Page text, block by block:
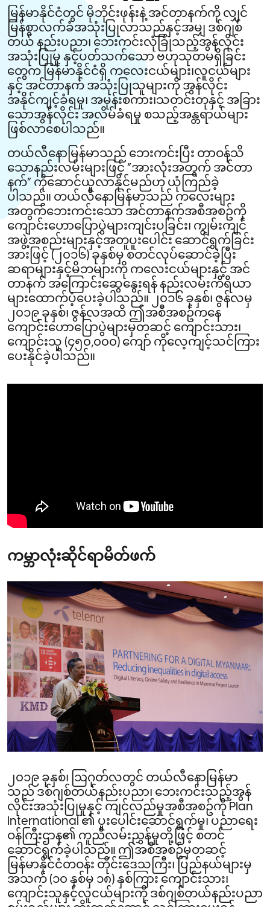
မြန်မာနိုင်ငံတွင် မိုဘိုင်းဖုန်းနဲ့ အင်တာနက်ကို လျှင်
မြန်စွာလက်ခံအသုံးပြုလာသည်နှင့်အမျှ ဒစ်ဂျစ်
တယ် နည်းပညာ၊ ဘေးကင်းလုံခြုံသည့်အွန်လိုင်း
အသုံးပြုမှု နှင့်ပတ်သက်သော ဗဟုသုတမရှိခြင်း
တွေက မြန်မာနိုင်ငံရှိ ကလေးငယ်များ၊လူငယ်များ
နှင့် အင်တာနက် အသုံးပြုသူများကို အွန်လိုင်း
အနိုင်ကျင့်ခံရမှု၊ အမုန်းစကား၊သတင်းတုနှင့် အခြား
သောအွန်လိုင်း အလိမ်ခံရမှု စသည့်အန္တရာယ်များ
ဖြစ်လာစေပါသည်။
တယ်လီနောမြန်မာသည် ဘေးကင်းပြီး တာဝန်သိ
သောနည်းလမ်းများဖြင့် “အားလုံးအတွက် အင်တာ
နက်” ကိုဆောင်ယူလာနိုင်မည်ဟု ယုံကြည်ခဲ့
ပါသည်။ တယ်လီနောမြန်မာသည် ကလေးများ
အတွက်ဘေးကင်းသော အင်တာနက်အစီအစဥ်ကို
ကျောင်းဟောပြောပွဲများကျင်းပခြင်း၊ ကျွမ်းကျင်
အဖွဲ့အစည်းများနှင့်အတူပူးပေါင်း ဆောင်ရွက်ခြင်း
အားဖြင့် (၂၀၁၆) ခုနှစ်မှ စတင်လုပ်ဆောင်ခဲ့ပြီး
ဆရာများနှင့်မိဘများကို ကလေးငယ်များနှင့် အင်
တာနက် အကြောင်းဆွေနွေးရန် နည်းလမ်းကိရိယာ
များထောက်ပံ့ပေးခဲ့ပါသည်။ ၂၀၁၆ ခုနှစ်၊ ဇွန်လမှ
၂၀၁၉ ခုနှစ်၊ ဇွန်လအထိ ဤအစီအစဥ်ကနေ
ကျောင်းဟောပြောပွဲများမှတဆင့် ‌ကျောင်းသား၊
ကျောင်းသူ (၄၅၀,၀၀၀) ကျော် ကိုလေ့ကျင့်သင်ကြား
ပေးနိုင်ခဲ့ပါသည်။
ကမ္ဘာလုံးဆိုင်ရာမိတ်ဖက်
၂၀၁၉ ခုနှစ်၊ ဩဂုတ်လတွင် တယ်လီနောမြန်မာ
သည် ဒစ်ဂျစ်တယ်နည်းပညာ၊ ဘေးကင်းသည့်အွန်
လိုင်းအသုံးပြုမှုနှင့် ကျင်လည်မှုအစီအစဥ်ကို Plan
International ၏ ပူးပေါင်းဆောင်ရွက်မှု၊ ပညာ‌ရေး
ဝန်ကြီးဌာန၏ ကူညီလမ်းညွှန်မှုတို့ဖြင့် စတင်
ဆောင်ရွက်ခဲ့ပါသည်။ ဤအစီအစဥ်မှတဆင့်
မြန်မာနိုင်ငံတဝန်း တိုင်းဒေသကြီး၊ ပြည်နယ်များမှ
အသက် (၁၀ နှစ်မှ ၁၈) နှစ်ကြား ကျောင်းသား၊
ကျောင်းသူနှင့်လူငယ်များကို ဒစ်ဂျစ်တယ်နည်းပညာ